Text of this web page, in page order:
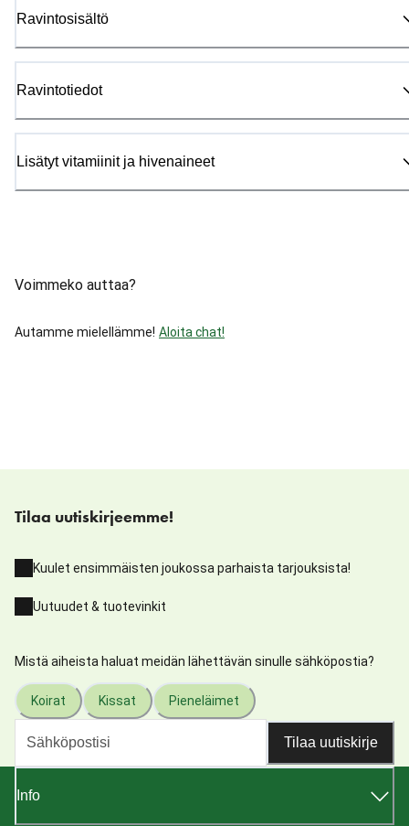
Ravintosisältö
Ravintotiedot
Lisätyt vitamiinit ja hivenaineet
Voimmeko auttaa?
Autamme mielellämme! Aloita chat!
Tilaa uutiskirjeemme!
Kuulet ensimmäisten joukossa parhaista tarjouksista!
Uutuudet & tuotevinkit
Mistä aiheista haluat meidän lähettävän sinulle sähköpostia?
Koirat Kissat Pieneläimet
Tilaa uutiskirje
Info